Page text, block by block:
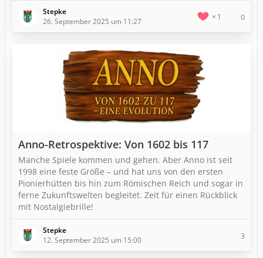
Stepke
26. September 2025 um 11:27
1 0
Anno-Retrospektive: Von 1602 bis 117
Manche Spiele kommen und gehen. Aber Anno ist seit
1998 eine feste Größe – und hat uns von den ersten
Pionierhütten bis hin zum Römischen Reich und sogar in
ferne Zukunftswelten begleitet. Zeit für einen Rückblick
mit Nostalgiebrille!
Stepke
12. September 2025 um 15:00
3